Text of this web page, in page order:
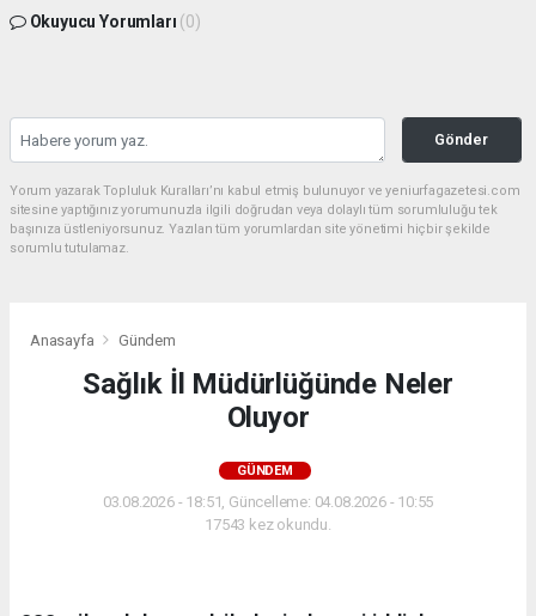
Okuyucu Yorumları (0)
Gönder
Yorum yazarak Topluluk Kuralları’nı kabul etmiş bulunuyor ve yeniurfagazetesi.com
sitesine yaptığınız yorumunuzla ilgili doğrudan veya dolaylı tüm sorumluluğu tek
başınıza üstleniyorsunuz. Yazılan tüm yorumlardan site yönetimi hiçbir şekilde
sorumlu tutulamaz.
Anasayfa Gündem
Sağlık İl Müdürlüğünde Neler
Oluyor
GÜNDEM
03.08.2026 - 18:51, Güncelleme: 04.08.2026 - 10:55
17543 kez okundu.